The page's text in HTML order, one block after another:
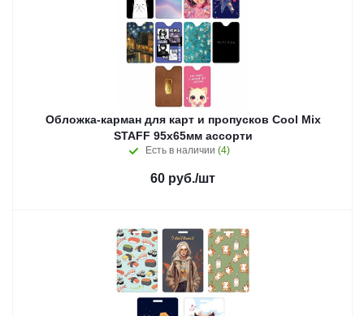
Обложка-карман для карт и пропусков Cool Mix
STAFF 95х65мм ассорти
Есть в наличии (4)
60 руб./шт